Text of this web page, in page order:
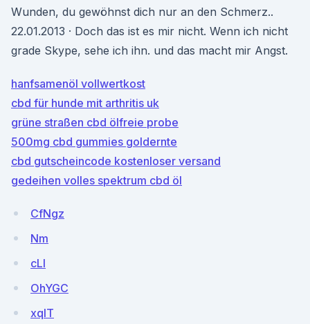
Wunden, du gewöhnst dich nur an den Schmerz..
22.01.2013 · Doch das ist es mir nicht. Wenn ich nicht
grade Skype, sehe ich ihn. und das macht mir Angst.
hanfsamenöl vollwertkost
cbd für hunde mit arthritis uk
grüne straßen cbd ölfreie probe
500mg cbd gummies goldernte
cbd gutscheincode kostenloser versand
gedeihen volles spektrum cbd öl
CfNgz
Nm
cLI
OhYGC
xqIT